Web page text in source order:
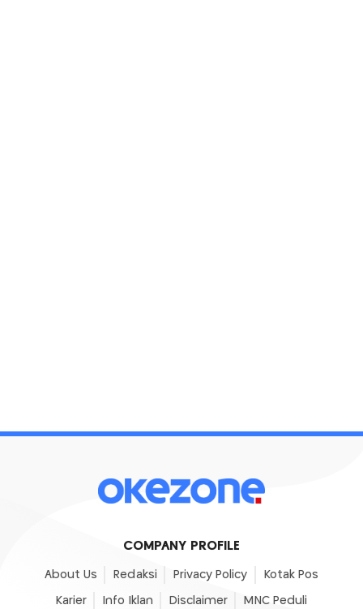
COMPANY PROFILE
About Us Redaksi Privacy Policy Kotak Pos
Karier Info Iklan Disclaimer MNC Peduli